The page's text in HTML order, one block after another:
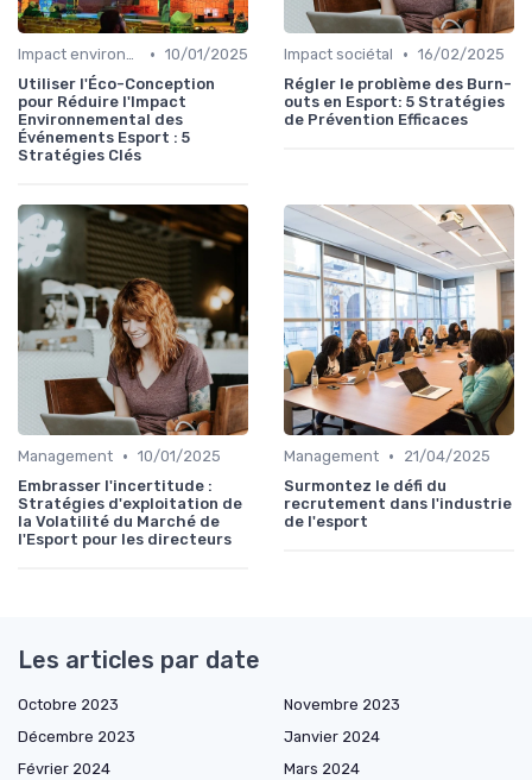
Impact environnemental • 10/01/2025
Utiliser l'Éco-Conception
pour Réduire l'Impact
Environnemental des
Événements Esport : 5
Stratégies Clés
Impact sociétal • 16/02/2025
Régler le problème des Burn-
outs en Esport: 5 Stratégies
de Prévention Efficaces
Management • 10/01/2025
Embrasser l'incertitude :
Stratégies d'exploitation de
la Volatilité du Marché de
l'Esport pour les directeurs
Management •
21/04/2025
Surmontez le défi du
recrutement dans l'industrie
de l'esport
Les articles par date
Octobre 2023
Novembre 2023
Décembre 2023
Janvier 2024
Février 2024
Mars 2024